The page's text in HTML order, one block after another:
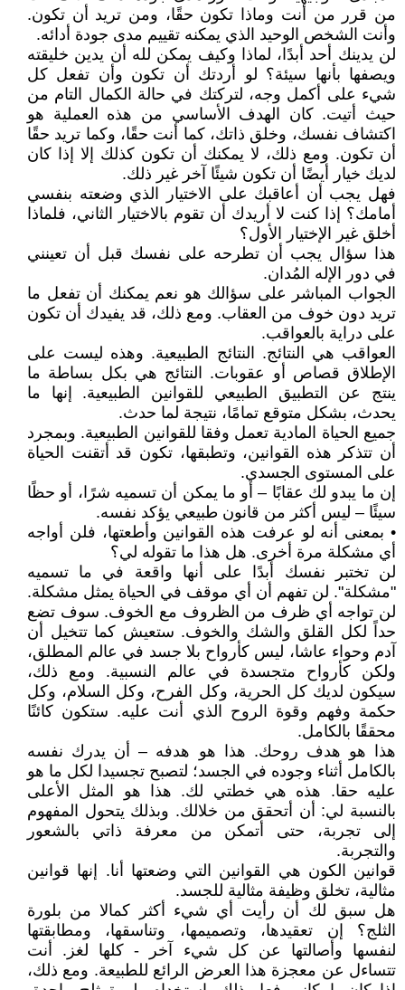
من قرر من أنت وماذا تكون حقًا، ومن تريد أن تكون.
وأنت الشخص الوحيد الذي يمكنه تقييم مدى جودة أدائه.
لن يدينك أحد أبدًا، لماذا وكيف يمكن لله أن يدين خليقته
ويصفها بأنها سيئة؟ لو أردتك أن تكون وأن تفعل كل
شيء على أكمل وجه، لتركتك في حالة الكمال التام من
حيث أتيت. كان الهدف الأساسي من هذه العملية هو
اكتشاف نفسك، وخلق ذاتك، كما أنت حقًا، وكما تريد حقًا
أن تكون. ومع ذلك، لا يمكنك أن تكون كذلك إلا إذا كان
لديك خيار أيضًا أن تكون شيئًا آخر غير ذلك.
فهل يجب أن أعاقبك على الاختيار الذي وضعته بنفسي
أمامك؟ إذا كنت لا أريدك أن تقوم بالاختيار الثاني، فلماذا
أخلق غير الإختيار الأول؟
هذا سؤال يجب أن تطرحه على نفسك قبل أن تعينني
في دور الإله المُدان.
الجواب المباشر على سؤالك هو نعم يمكنك أن تفعل ما
تريد دون خوف من العقاب. ومع ذلك، قد يفيدك أن تكون
على دراية بالعواقب.
العواقب هي النتائج. النتائج الطبيعية. وهذه ليست على
الإطلاق قصاص أو عقوبات. النتائج هي بكل بساطة ما
ينتج عن التطبيق الطبيعي للقوانين الطبيعية. إنها ما
يحدث، بشكل متوقع تمامًا، نتيجة لما حدث.
جميع الحياة المادية تعمل وفقا للقوانين الطبيعية. وبمجرد
أن تتذكر هذه القوانين، وتطبقها، تكون قد أتقنت الحياة
على المستوى الجسدي.
إن ما يبدو لك عقابًا – أو ما يمكن أن تسميه شرًا، أو حظًا
سيئًا – ليس أكثر من قانون طبيعي يؤكد نفسه.
• بمعنى أنه لو عرفت هذه القوانين وأطعتها، فلن أواجه
أي مشكلة مرة أخرى. هل هذا ما تقوله لي؟
لن تختبر نفسك أبدًا على أنها واقعة في ما تسميه
"مشكلة". لن تفهم أن أي موقف في الحياة يمثل مشكلة.
لن تواجه أي ظرف من الظروف مع الخوف. سوف تضع
حداً لكل القلق والشك والخوف. ستعيش كما تتخيل أن
آدم وحواء عاشا، ليس كأرواح بلا جسد في عالم المطلق،
ولكن كأرواح متجسدة في عالم النسبية. ومع ذلك،
سيكون لديك كل الحرية، وكل الفرح، وكل السلام، وكل
حكمة وفهم وقوة الروح الذي أنت عليه. ستكون كائنًا
محققًا بالكامل.
هذا هو هدف روحك. هذا هو هدفه – أن يدرك نفسه
بالكامل أثناء وجوده في الجسد؛ لتصبح تجسيدا لكل ما هو
عليه حقا. هذه هي خطتي لك. هذا هو المثل الأعلى
بالنسبة لي: أن أتحقق من خلالك. وبذلك يتحول المفهوم
إلى تجربة، حتى أتمكن من معرفة ذاتي بالشعور
والتجربة.
قوانين الكون هي القوانين التي وضعتها أنا. إنها قوانين
مثالية، تخلق وظيفة مثالية للجسد.
هل سبق لك أن رأيت أي شيء أكثر كمالا من بلورة
الثلج؟ إن تعقيدها، وتصميمها، وتناسقها، ومطابقتها
لنفسها وأصالتها عن كل شيء آخر - كلها لغز. أنت
تتساءل عن معجزة هذا العرض الرائع للطبيعة. ومع ذلك،